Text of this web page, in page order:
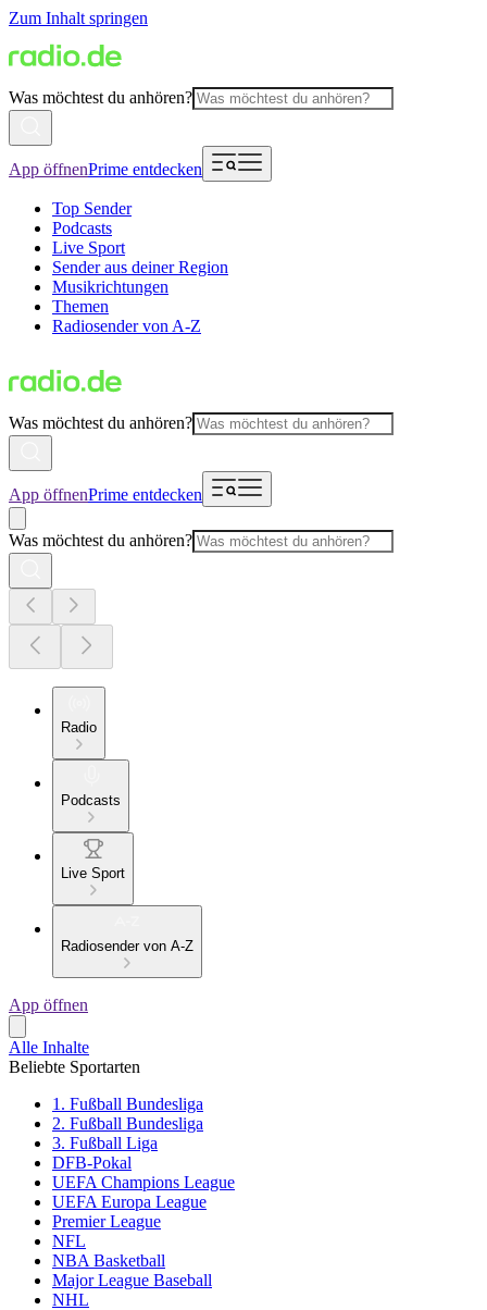
Zum Inhalt springen
Was möchtest du anhören?
App öffnenPrime entdecken
Top Sender
Podcasts
Live Sport
Sender aus deiner Region
Musikrichtungen
Themen
Radiosender von A-Z
Was möchtest du anhören?
App öffnenPrime entdecken
Was möchtest du anhören?
Radio
Podcasts
Live Sport
Radiosender von A-Z
App öffnen
Alle Inhalte
Beliebte Sportarten
1. Fußball Bundesliga
2. Fußball Bundesliga
3. Fußball Liga
DFB-Pokal
UEFA Champions League
UEFA Europa League
Premier League
NFL
NBA Basketball
Major League Baseball
NHL